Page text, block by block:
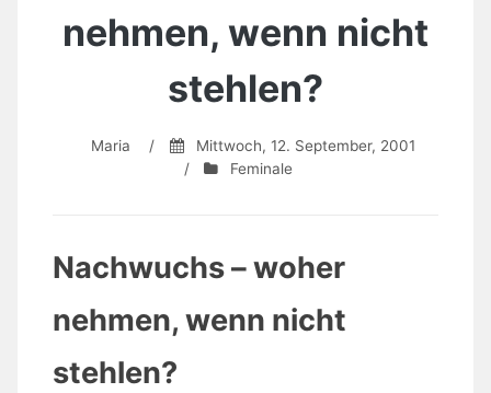
nehmen, wenn nicht
stehlen?
Maria /
Mittwoch, 12. September, 2001
/
Feminale
Nachwuchs – woher
nehmen, wenn nicht
stehlen?